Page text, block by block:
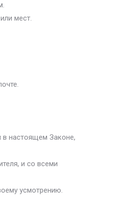
мест.
в настоящем Законе,
и со всеми
усмотрению.